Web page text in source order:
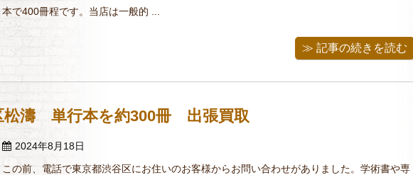
本で400冊程です。当店は一般的 ...
≫ 記事の続きを読む
松濤 単行本を約300冊 出張買取
2024年8月18日
この前、電話で東京都渋谷区にお住いのお客様からお問い合わせがありました。学術書や専